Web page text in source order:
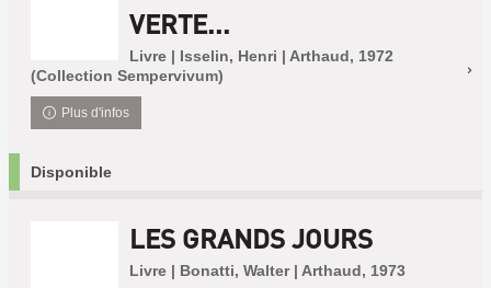
VERTE...
Livre | Isselin, Henri | Arthaud, 1972
(Collection Sempervivum)
Plus d'infos
Disponible
LES GRANDS JOURS
Livre | Bonatti, Walter | Arthaud, 1973